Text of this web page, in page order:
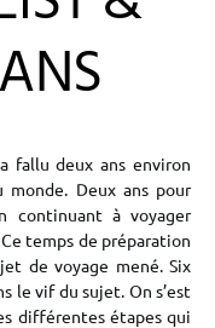
fallu deux ans environ
Deux ans pour
continuant à voyager
temps de préparation
de voyage mené. Six
le vif du sujet. On s’est
différentes étapes qui